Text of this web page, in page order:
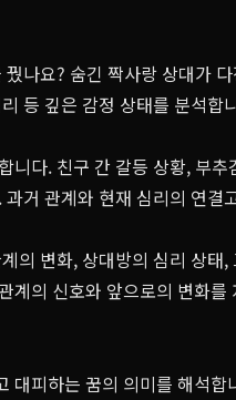
나요? 숨긴 짝사랑 상대가
등 깊은 감정 상태를 분석합
다. 친구 간 갈등 상황, 부추
거 관계와 현재 심리의 연결
의 변화, 상대방의 심리 상태,
계의 신호와 앞으로의 변화를
대피하는 꿈의 의미를 해석합